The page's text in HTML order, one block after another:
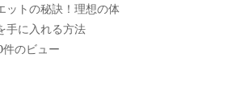
ットの秘訣！理想の体
手に入れる方法
件のビュー